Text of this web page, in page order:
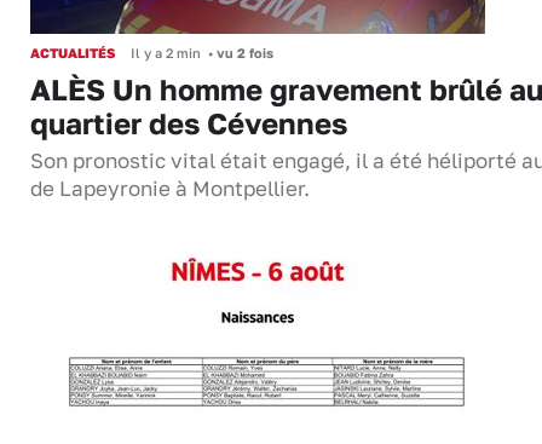
ACTUALITÉS Il y a 2 min • vu 2 fois
ALÈS Un homme gravement brûlé au
quartier des Cévennes
Son pronostic vital était engagé, il a été héliporté
de Lapeyronie à Montpellier.